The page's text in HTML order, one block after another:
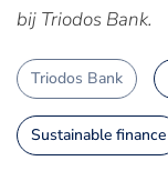
bij Triodos Bank.
Triodos Bank
Sustainable finance